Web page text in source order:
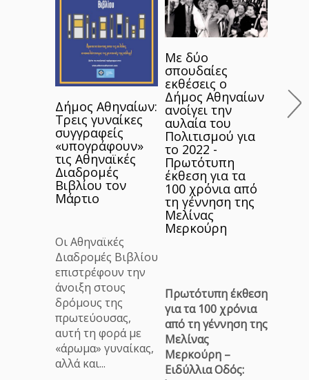
Δήμος Αθηναίων:
Τρεις γυναίκες
συγγραφείς
«υπογράφουν»
τις Αθηναϊκές
Διαδρομές
Βιβλίου τον
Μάρτιο
Οι Αθηναϊκές
Διαδρομές Βιβλίου
επιστρέφουν την
άνοιξη στους
δρόμους της
πρωτεύουσας,
αυτή τη φορά με
«άρωμα» γυναίκας,
αλλά και...
Με δύο
σπουδαίες
εκθέσεις ο
Δήμος Αθηναίων
ανοίγει την
αυλαία του
Πολιτισμού για
το 2022 -
Πρωτότυπη
έκθεση για τα
100 χρόνια από
τη γέννηση της
Μελίνας
Μερκούρη
Πρωτότυπη έκθεση
για τα 100 χρόνια
από τη γέννηση της
Μελίνας
Μερκούρη –
Ειδύλλια Οδός: